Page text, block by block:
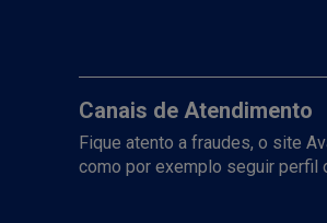
Canais de Atendimento
Fique atento a fraudes, o site
como por exemplo seguir perfil